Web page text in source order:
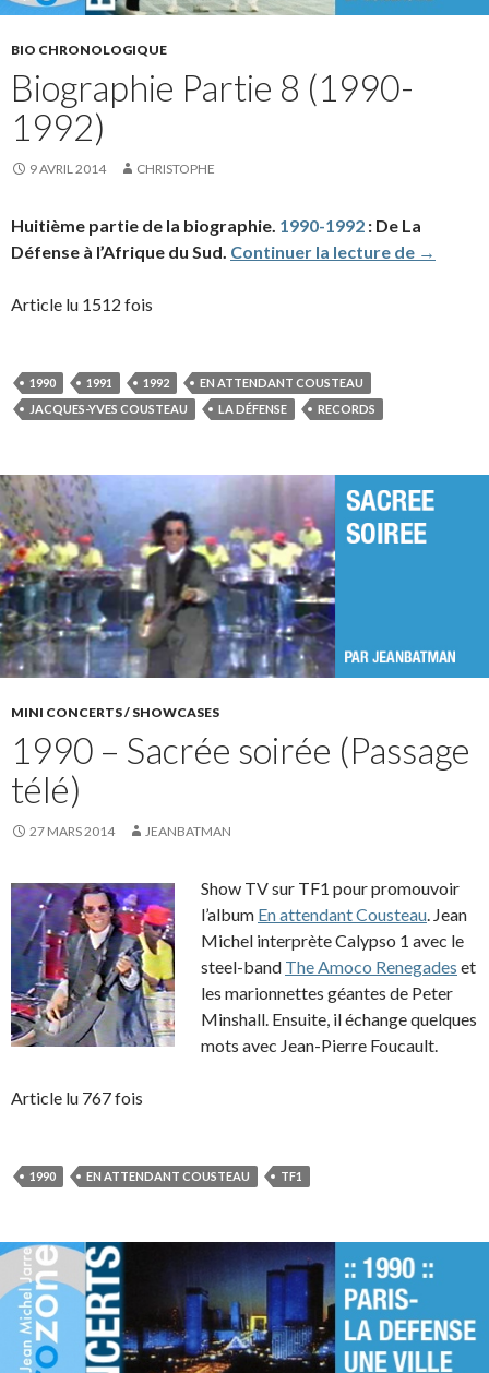
BIO CHRONOLOGIQUE
Biographie Partie 8 (1990-
1992)
9 AVRIL 2014 CHRISTOPHE
Huitième partie de la biographie. 1990-1992 : De La
Défense à l’Afrique du Sud. Continuer la lecture de →
Article lu 1512 fois
1990 1991 1992
EN ATTENDANT COUSTEAU
JACQUES-YVES COUSTEAU
LA DÉFENSE RECORDS
MINI CONCERTS / SHOWCASES
1990 – Sacrée soirée (Passage
télé)
27 MARS 2014 JEANBATMAN
Show TV sur TF1 pour promouvoir
l’album En attendant Cousteau. Jean
Michel interprète Calypso 1 avec le
steel-band The Amoco Renegades et
les marionnettes géantes de Peter
Minshall. Ensuite, il échange quelques
mots avec Jean-Pierre Foucault.
Article lu 767 fois
1990 EN ATTENDANT COUSTEAU TF1